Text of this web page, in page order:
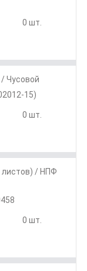
0 шт.
Чусовой
15)
0 шт.
листов) / НПФ
0 шт.